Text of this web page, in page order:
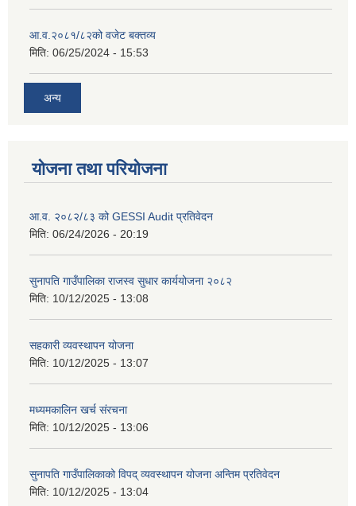
आ.व.२०८१/८२को वजेट बक्तव्य
मिति: 06/25/2024 - 15:53
अन्य
योजना तथा परियोजना
आ.व. २०८२/८३ को GESSI Audit प्रतिवेदन
मिति: 06/24/2026 - 20:19
सुनापति गाउँपालिका राजस्व सुधार कार्ययोजना २०८२
मिति: 10/12/2025 - 13:08
सहकारी व्यवस्थापन योजना
मिति: 10/12/2025 - 13:07
मध्यमकालिन खर्च संरचना
मिति: 10/12/2025 - 13:06
सुनापति गाउँपालिकाको विपद् व्यवस्थापन योजना अन्तिम प्रतिवेदन
मिति: 10/12/2025 - 13:04